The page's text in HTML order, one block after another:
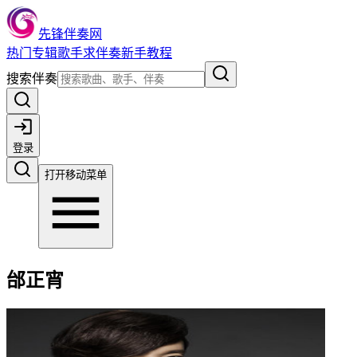
先锋伴奏网
热门 专辑歌手求伴奏新手教程
搜索伴奏
登录
打开移动菜单
邰正宵